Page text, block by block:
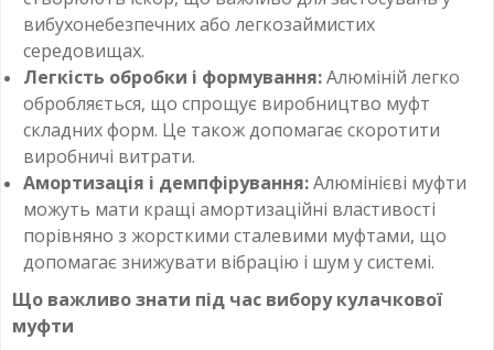
вибухонебезпечних або легкозаймистих
середовищах.
Легкість обробки і формування:Алюміній легко
обробляється, що спрощує виробництво муфт
складних форм. Це також допомагає скоротити
виробничі витрати.
Амортизація і демпфірування:Алюмінієві муфти
можуть мати кращі амортизаційні властивості
порівняно з жорсткими сталевими муфтами, що
допомагає знижувати вібрацію і шум у системі.
Що важливо знати під час вибору кулачкової
муфти